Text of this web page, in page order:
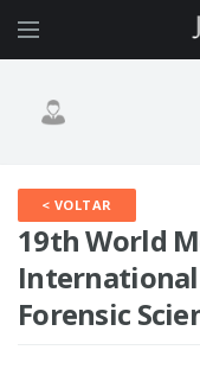
< VOLTAR
19th World
Forensic